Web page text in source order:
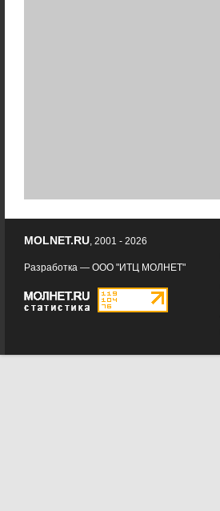
MOLNET.RU, 2001 - 2026
Разработка — ООО "ИТЦ МОЛНЕТ"